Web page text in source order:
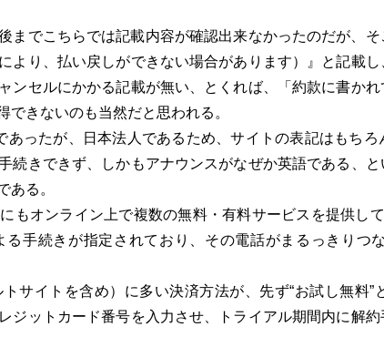
でこちらでは記載内容が確認出来なかったのだが、
より、払い戻しができない場合があります）』と記載
ンセルにかかる記載が無い、とくれば、「約款に書か
きないのも当然だと思われる。
ったが、日本法人であるため、サイトの表記はもち
続きできず、しかもアナウンスがなぜか英語である、
ある。
もオンライン上で複数の無料・有料サービスを提供し
手続きが指定されており、その電話がまるっきりつ
サイトを含め）に多い決済方法が、先ず“お試し無料”
ジットカード番号を入力させ、トライアル期間内に解